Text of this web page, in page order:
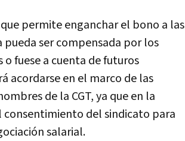
permite enganchar el bono a las
pueda ser compensada por los
fuese a cuenta de futuros
acordarse en el marco de las
de la CGT, ya que en la
consentimiento del sindicato para
salarial.